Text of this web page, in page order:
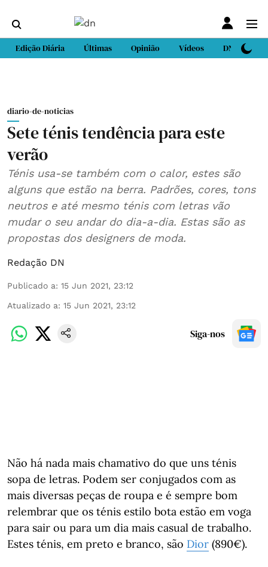
Edição Diária Últimas Opinião Vídeos DN Sport
diario-de-noticias
Sete ténis tendência para este
verão
Ténis usa-se também com o calor, estes são
alguns que estão na berra. Padrões, cores, tons
neutros e até mesmo ténis com letras vão
mudar o seu andar do dia-a-dia. Estas são as
propostas dos designers de moda.
Redação DN
Publicado a: 15 Jun 2021, 23:12
Atualizado a: 15 Jun 2021, 23:12
Siga-nos
Não há nada mais chamativo do que uns ténis
sopa de letras. Podem ser conjugados com as
mais diversas peças de roupa e é sempre bom
relembrar que os ténis estilo bota estão em voga
para sair ou para um dia mais casual de trabalho.
Estes ténis, em preto e branco, são Dior (890€).